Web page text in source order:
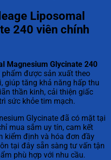
Liposomal
240 viên chính
Magnesium Glycinate 240
được sản xuất theo
giúp tăng khả năng hấp thu
thần kinh, cải thiện giấc
sức khỏe tim mạch.
Glycinate đã có mặt tại
mua sắm uy tín, cam kết
kiểm định và hóa đơn đầy
tại đây sẵn sàng tư vấn tận
phù hợp với nhu cầu.